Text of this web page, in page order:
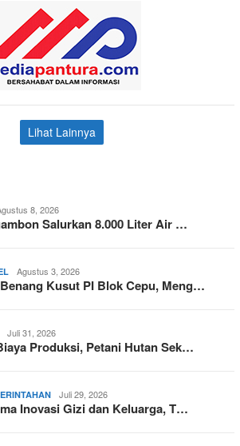
Lihat Lainnya
8, 2026
Salurkan 8.000 Liter Air …
Agustus 3, 2026
Kusut PI Blok Cepu, Meng…
Juli 31, 2026
Produksi, Petani Hutan Sek…
Juli 29, 2026
Inovasi Gizi dan Keluarga, T…